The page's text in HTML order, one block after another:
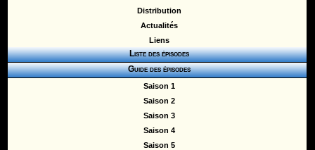
Distribution
Actualités
Liens
Liste des épisodes
Guide des épisodes
Saison 1
Saison 2
Saison 3
Saison 4
Saison 5